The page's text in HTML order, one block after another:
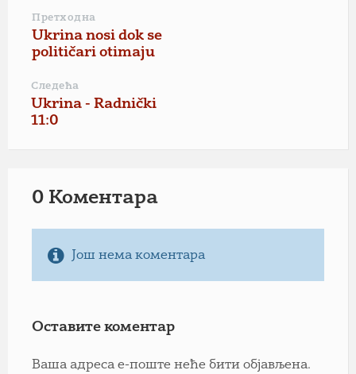
Претходна
Ukrina nosi dok se
političari otimaju
Следећа
Ukrina - Radnički
11:0
0 Коментарa
Још нема коментара
Оставите коментар
Ваша адреса е-поште неће бити објављена.